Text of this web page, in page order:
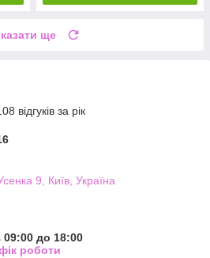
ще
відгуків за рік
9, Київ, Україна
09:00 до 18:00
роботи